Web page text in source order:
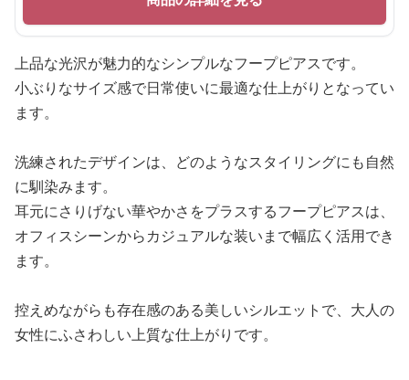
上品な光沢が魅力的なシンプルなフープピアスです。
小ぶりなサイズ感で日常使いに最適な仕上がりとなってい
ます。
洗練されたデザインは、どのようなスタイリングにも自然
に馴染みます。
耳元にさりげない華やかさをプラスするフープピアスは、
オフィスシーンからカジュアルな装いまで幅広く活用でき
ます。
控えめながらも存在感のある美しいシルエットで、大人の
女性にふさわしい上質な仕上がりです。